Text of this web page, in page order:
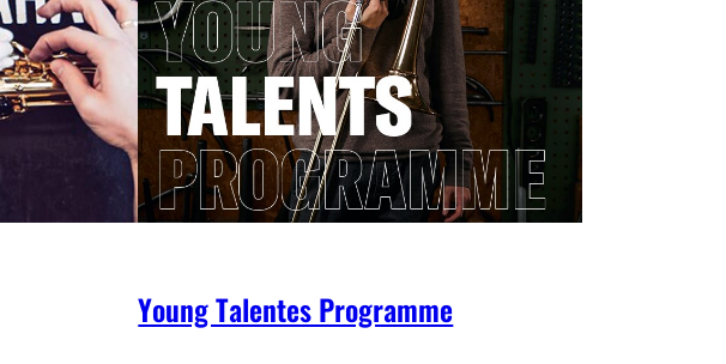
Young Talentes Programme